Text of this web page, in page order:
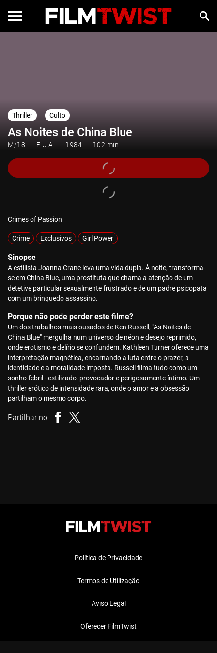
Thriller Culto
As Noites de China Blue
M/18 E.U.A. 1984 102 min
Crimes of Passion
Crime Exclusivos Girl Power
Sinopse
A estilista Joanna Crane leva uma vida dupla. À noite, transforma-
se em China Blue, uma prostituta que chama a atenção de um
detetive particular sexualmente frustrado e de um padre psicopata
com um brinquedo assassino.
Porque não pode perder este filme?
Um dos trabalhos mais ousados de Ken Russell, "As Noites de
China Blue" mergulha num universo de néon e desejo reprimido,
onde erotismo e delírio se confundem. Kathleen Turner oferece uma
interpretação magnética, encarnando a luta entre o prazer, a
identidade e a moralidade imposta. Russell filma tudo como um
sonho febril - estilizado, provocador e perigosamente íntimo. Um
thriller erótico de intensidade rara, onde o amor e a obsessão
partilham o mesmo corpo.
Partilhar no
Política de Privacidade
Termos de Utilização
Aviso Legal
Oferecer FilmTwist